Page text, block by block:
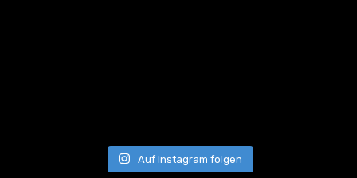
Auf Instagram folgen